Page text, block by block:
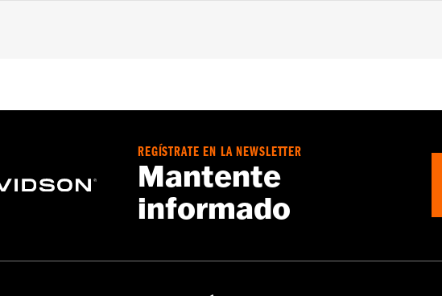
de embrague, tornillería de montaje e instrucciones de instalación
REGÍSTRATE EN LA NEWSLETTER
Mantente
informado